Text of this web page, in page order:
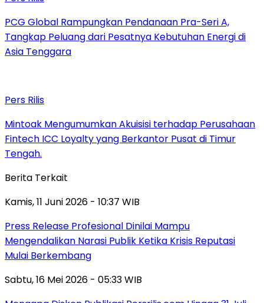
PCG Global Rampungkan Pendanaan Pra-Seri A,
Tangkap Peluang dari Pesatnya Kebutuhan Energi di
Asia Tenggara
Pers Rilis
Mintoak Mengumumkan Akuisisi terhadap Perusahaan
Fintech ICC Loyalty yang Berkantor Pusat di Timur
Tengah.
Berita Terkait
Kamis, 11 Juni 2026 - 10:37 WIB
Press Release Profesional Dinilai Mampu
Mengendalikan Narasi Publik Ketika Krisis Reputasi
Mulai Berkembang
Sabtu, 16 Mei 2026 - 05:33 WIB